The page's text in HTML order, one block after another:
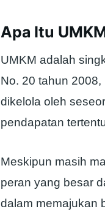
Apa Itu
UMKM adalah
No. 20 tahun
dikelola oleh
pendapatan
Meskipun masih
peran yang besar
dalam memajukan